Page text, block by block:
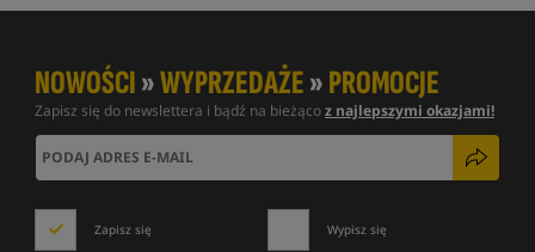
NOWOŚCI»WYPRZEDAŻE»PROMOCJE
Zapisz się do newslettera i bądź na bieżącoz najlepszymi okazjami!
Zapisz się Wypisz się